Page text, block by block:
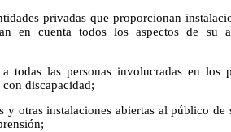
privadas que proporcionan
en cuenta todos los aspectos de su
todas las personas involucradas en los
discapacidad;
y otras instalaciones abiertas al público